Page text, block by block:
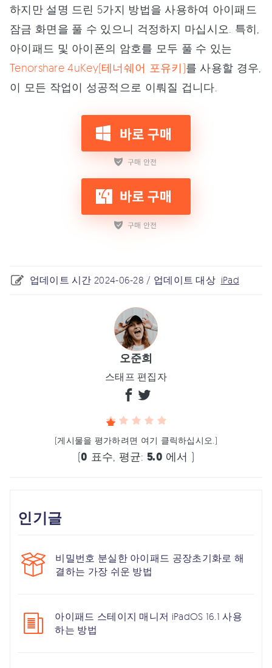
하지만 설명 드린 5가지 방법을 사용하여 아이패드
잠금 화면을 풀 수 있으니 걱정하지 마십시오. 특히,
아이패드 및 아이폰의 암호를 모두 풀 수 있는
Tenorshare 4uKey(테너쉐어 포유키)를 사용할 경우,
이 모든 작업이 성공적으로 이뤄질 겁니다.
업데이트 시간 2024-06-28 / 업데이트 대상 iPad
오준희
스태프 편집자
(게시물을 평가하려면 여기 클릭하십시오.)
(0 표수, 평균: 5.0 에서 )
인기글
비밀번호 분실한 아이패드 공장초기화로 해
결하는 가장 쉬운 방법
아이패드 스테이지 매니저 iPadOS 16.1 사용
하는 방법